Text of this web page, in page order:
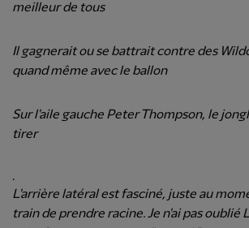
meilleur de tous
Il gagnerait ou se battrait contre des
quand même avec le ballon
Sur l'aile gauche Peter Thompson, le
tirer
.
L'arrière latéral est fasciné, juste au
train de prendre racine. Je n'ai pas oublié